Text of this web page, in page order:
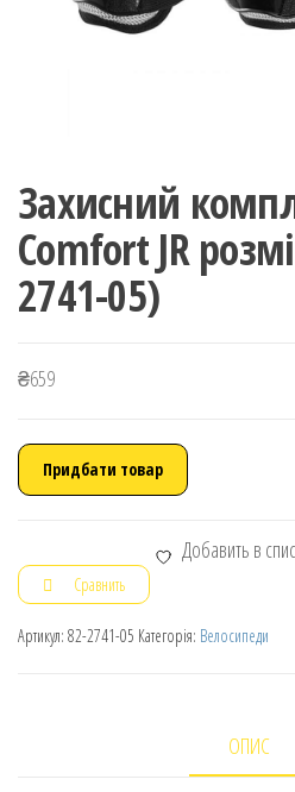
Захисний
Comfort JR
2741-05)
₴659
Придбати товар
Добавить в
Сравнить
Артикул: 82-2741-05 Категорія: Велосипеди
ОПИС